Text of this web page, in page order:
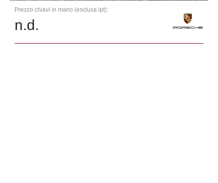
Prezzo chiavi in mano (esclusa ipt):
n.d.